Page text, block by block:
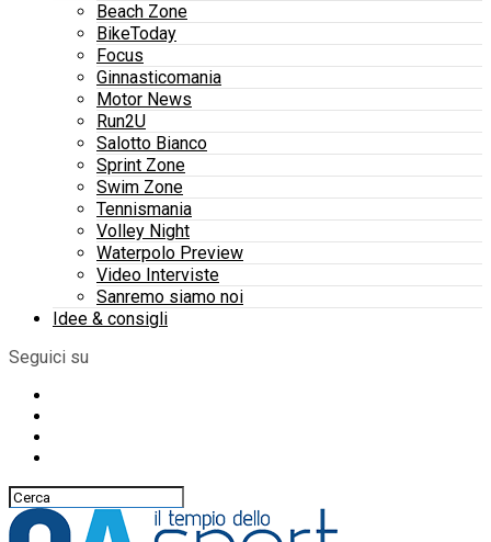
Beach Zone
BikeToday
Focus
Ginnasticomania
Motor News
Run2U
Salotto Bianco
Sprint Zone
Swim Zone
Tennismania
Volley Night
Waterpolo Preview
Video Interviste
Sanremo siamo noi
Idee & consigli
Seguici su